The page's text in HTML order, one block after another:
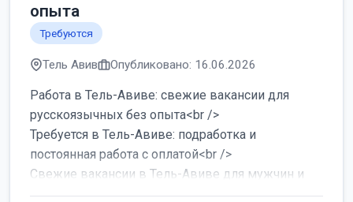
опыта
Требуются
Тель Авив Опубликовано: 16.06.2026
Работа в Тель-Авиве: свежие вакансии для
русскоязычных без опыта<br />
Требуется в Тель-Авиве: подработка и
постоянная работа с оплатой<br />
Свежие вакансии в Тель-Авиве для мужчин и
женщин от хозя...